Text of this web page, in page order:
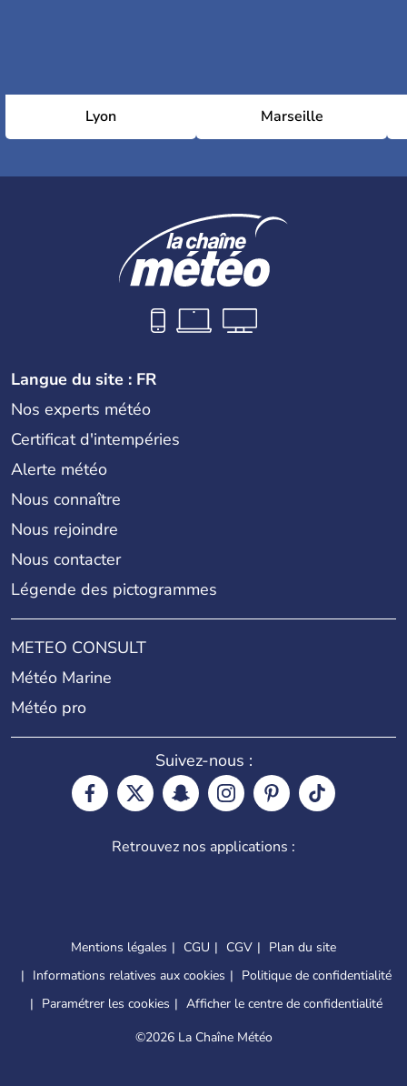
Lyon Marseille
Langue du site : FR
Nos experts météo
Certificat d'intempéries
Alerte météo
Nous connaître
Nous rejoindre
Nous contacter
Légende des pictogrammes
METEO CONSULT
Météo Marine
Météo pro
Suivez-nous :
Retrouvez nos applications :
Mentions légales CGU CGV
Plan du site
Informations relatives aux cookies
Politique de confidentialité
Paramétrer les cookies
Afficher le centre de confidentialité
©2026 La Chaîne Météo